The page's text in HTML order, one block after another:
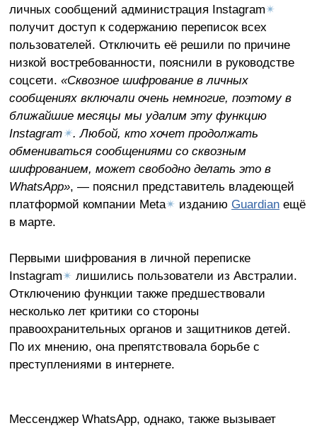
личных сообщений администрация Instagram✴
получит доступ к содержанию переписок всех
пользователей. Отключить её решили по причине
низкой востребованности, пояснили в руководстве
соцсети. «Сквозное шифрование в личных
сообщениях включали очень немногие, поэтому в
ближайшие месяцы мы удалим эту функцию
Instagram✴. Любой, кто хочет продолжать
обмениваться сообщениями со сквозным
шифрованием, может свободно делать это в
WhatsApp», — пояснил представитель владеющей
платформой компании Meta✴ изданию Guardianещё
в марте.
Первыми шифрования в личной переписке
Instagram✴ лишились пользователи из Австралии.
Отключению функции также предшествовали
несколько лет критики со стороны
правоохранительных органов и защитников детей.
По их мнению, она препятствовала борьбе с
преступлениями в интернете.
Мессенджер WhatsApp, однако, также вызывает